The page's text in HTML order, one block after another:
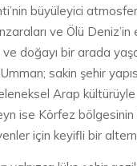
büyüleyici
ve Ölü Deniz’in
doğayı bir arada
sakin şehir
Arap
ise Körfez bölgesinin
için keyifli bir